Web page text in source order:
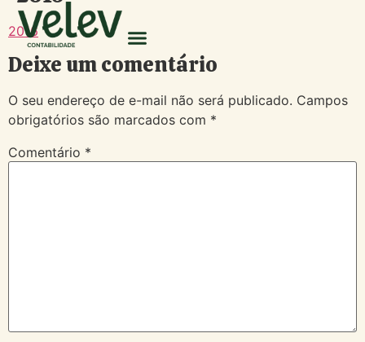
2016
Deixe um comentário
O seu endereço de e-mail não será publicado. Campos
obrigatórios são marcados com *
Comentário *